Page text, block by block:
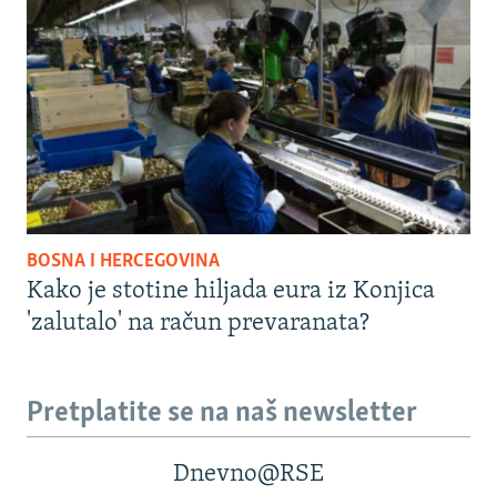
BOSNA I HERCEGOVINA
Kako je stotine hiljada eura iz Konjica
'zalutalo' na račun prevaranata?
Pretplatite se na naš newsletter
Dnevno@RSE